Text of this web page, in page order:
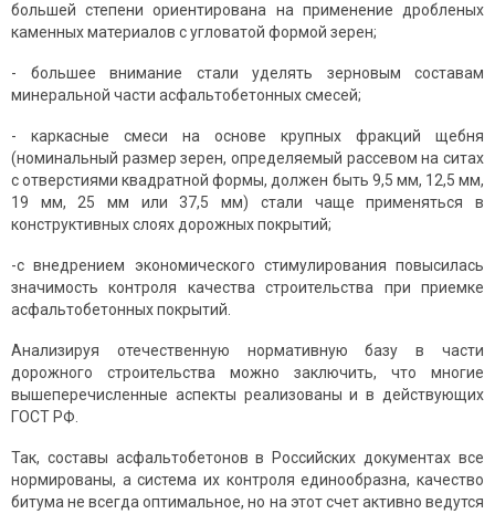
большей степени ориентирована на применение дробленых
каменных материалов с угловатой формой зерен;
- большее внимание стали уделять зерновым составам
минеральной части асфальтобетонных смесей;
- каркасные смеси на основе крупных фракций щебня
(номинальный размер зерен, определяемый рассевом на ситах
с отверстиями квадратной формы, должен быть 9,5 мм, 12,5 мм,
19 мм, 25 мм или 37,5 мм) стали чаще применяться в
конструктивных слоях дорожных покрытий;
-с внедрением экономического стимулирования повысилась
значимость контроля качества строительства при приемке
асфальтобетонных покрытий.
Анализируя отечественную нормативную базу в части
дорожного строительства можно заключить, что многие
вышеперечисленные аспекты реализованы и в действующих
ГОСТ РФ.
Так, составы асфальтобетонов в Российских документах все
нормированы, а система их контроля единообразна, качество
битума не всегда оптимальное, но на этот счет активно ведутся